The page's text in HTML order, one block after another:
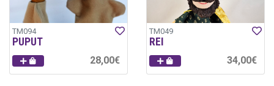
TM094
PUPUT
28,00€
TM049
REI
34,00€